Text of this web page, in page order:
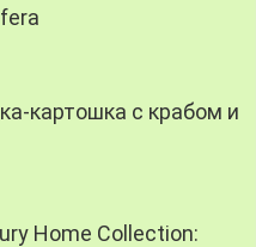
картошка с крабом и
Home Collection: